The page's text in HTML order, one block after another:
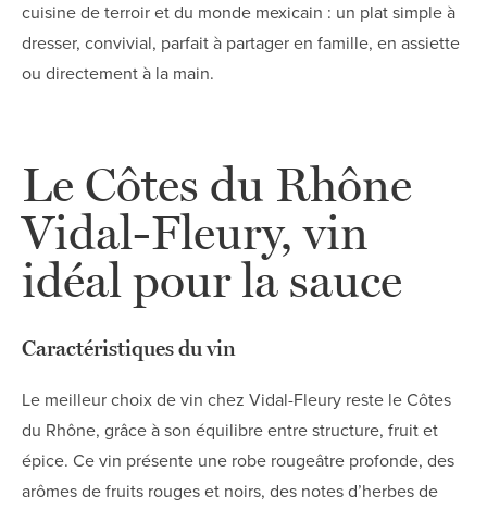
cuisine de terroir et du monde mexicain : un plat simple à
dresser, convivial, parfait à partager en famille, en assiette
ou directement à la main.
Le Côtes du Rhône
Vidal-Fleury, vin
idéal pour la sauce
Caractéristiques du vin
Le meilleur choix de vin chez Vidal-Fleury reste le Côtes
du Rhône, grâce à son équilibre entre structure, fruit et
épice. Ce vin présente une robe rougeâtre profonde, des
arômes de fruits rouges et noirs, des notes d’herbes de